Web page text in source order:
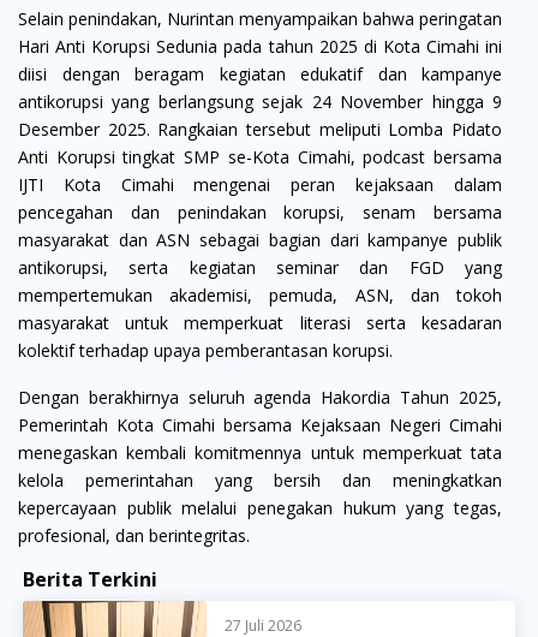
Selain penindakan, Nurintan menyampaikan bahwa peringatan
Hari Anti Korupsi Sedunia pada tahun 2025 di Kota Cimahi ini
diisi dengan beragam kegiatan edukatif dan kampanye
antikorupsi yang berlangsung sejak 24 November hingga 9
Desember 2025. Rangkaian tersebut meliputi Lomba Pidato
Anti Korupsi tingkat SMP se-Kota Cimahi, podcast bersama
IJTI Kota Cimahi mengenai peran kejaksaan dalam
pencegahan dan penindakan korupsi, senam bersama
masyarakat dan ASN sebagai bagian dari kampanye publik
antikorupsi, serta kegiatan seminar dan FGD yang
mempertemukan akademisi, pemuda, ASN, dan tokoh
masyarakat untuk memperkuat literasi serta kesadaran
kolektif terhadap upaya pemberantasan korupsi.
Dengan berakhirnya seluruh agenda Hakordia Tahun 2025,
Pemerintah Kota Cimahi bersama Kejaksaan Negeri Cimahi
menegaskan kembali komitmennya untuk memperkuat tata
kelola pemerintahan yang bersih dan meningkatkan
kepercayaan publik melalui penegakan hukum yang tegas,
profesional, dan berintegritas.
Berita Terkini
27 Juli 2026